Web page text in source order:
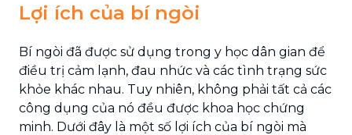
Lợi ích của bí ngòi
Bí ngòi đã được sử dụng trong y học dân gian để
điều trị cảm lạnh, đau nhức và các tình trạng sức
khỏe khác nhau. Tuy nhiên, không phải tất cả các
công dụng của nó đều được khoa học chứng
minh. Dưới đây là một số lợi ích của bí ngòi mà